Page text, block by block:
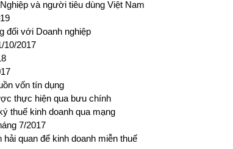
và người tiêu dùng Việt Nam
đối với Doanh nghiệp
10/2017
vốn tín dụng
thực hiện qua bưu chính
thuế kinh doanh qua mạng
7/2017
quan để kinh doanh miễn thuế